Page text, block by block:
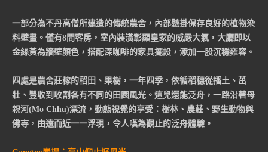
一部分為不丹高僧所建造的傳統農舍，內部懸掛保存良好的植物染
料壁畫。僅有8間客房，室內裝潢彰顯皇家的威嚴大氣，大廳即以
金絲黃為牆壁顏色，搭配深咖啡的家具擺設，添加一股沉穩雍容。
四處是農舍莊稼的稻田、果樹，一年四季，依循稻穗從播土、茁
壯、豐收到收割各有不同的田園風光。這兒還能泛舟，一路沿著母
親河(Mo Chhu)漂流，動態視覺的享受：樹林、農莊、野生動物與
佛寺，由遠而近一一浮現，令人嘆為觀止的泛舟體驗。